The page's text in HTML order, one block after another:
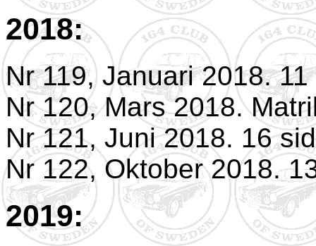
2018:
Nr 119, Januari 2018.
Nr 120, Mars 2018.
Nr 121, Juni 2018. 16
Nr 122, Oktober 2018.
2019: